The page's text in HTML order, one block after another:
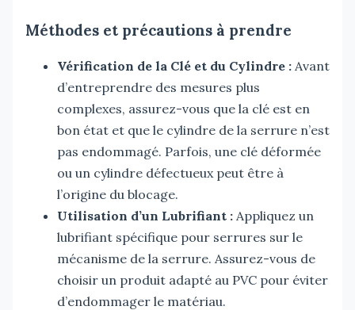
Méthodes et précautions à prendre
Vérification de la Clé et du Cylindre : Avant
d’entreprendre des mesures plus
complexes, assurez-vous que la clé est en
bon état et que le cylindre de la serrure n’est
pas endommagé. Parfois, une clé déformée
ou un cylindre défectueux peut être à
l’origine du blocage.
Utilisation d’un Lubrifiant : Appliquez un
lubrifiant spécifique pour serrures sur le
mécanisme de la serrure. Assurez-vous de
choisir un produit adapté au PVC pour éviter
d’endommager le matériau.